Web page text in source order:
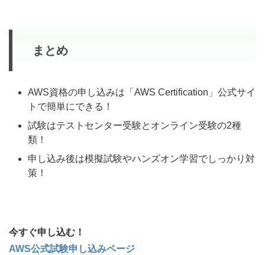
まとめ
AWS資格の申し込みは「AWS Certification」公式サイ
トで簡単にできる！
試験はテストセンター受験とオンライン受験の2種
類！
申し込み後は模擬試験やハンズオン学習でしっかり対
策！
今すぐ申し込む！
AWS公式試験申し込みページ